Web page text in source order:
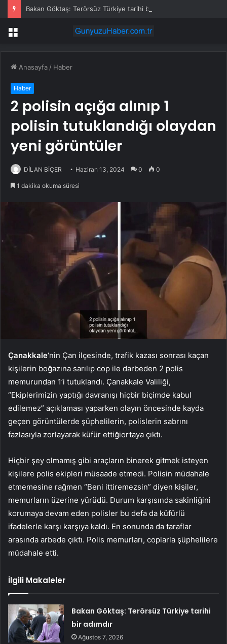
Bakan Göktaş: Terörsüz Türkiye tarihi bir adımdır
Menü
Anasayfa / Haber
Haber
2 polisin açığa alınıp 1
polisin tutuklandığı olaydan
yeni görüntüler
DİLAN BİÇER Haziran 13, 2024 0 0
1 dakika okuma süresi
Çanakkale‘nin Çan ilçesinde, trafik kazası sonrası kaçan
kişilerin boğazına sarılıp cop ile darbeden 2 polis
memurundan 1’i tutuklandı. Çanakkale Valiliği,
“Ekiplerimizin yaptığı davranışı hiçbir biçimde kabul
edilemez” açıklaması yaparken olayın öncesinde kayda
geçen görüntülerde şüphelilerin, polislerin sabrını
fazlasıyla zorlayarak küfür ettiğiortaya çıktı.
Hiçbir şey olmamış gibi araçların binerek gitmek isteyen
kişilere polis ekipleri müsaade etmedi. Polisin müdahale
etmemesine rağmen “Beni ittiremezsin” diyen kişiler,
memurların üzerine yürüdü. Durum karşısında sakinliğini
korumaya devam eden polisler bu defa da küfürlü
ifadelerle karşı karşıya kaldı. En sonunda da taraflar
arasında arbede çıktı. Polis memurları, coplarla şüphelilere
müdahale etti.
İlgili Makaleler
Bakan Göktaş: Terörsüz Türkiye tarihi
bir adımdır
Ağustos 7, 2026